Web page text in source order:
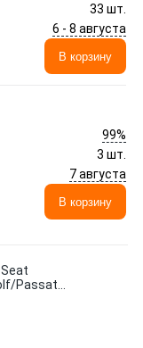
33 шт.
6 - 8 августа
В корзину
99%
3 шт.
7 августа
В корзину
Passat